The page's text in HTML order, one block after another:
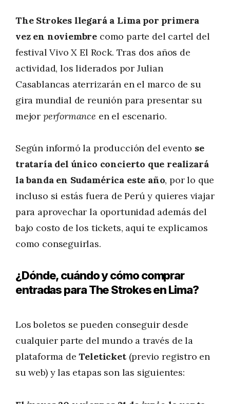
The Strokes llegará a Lima por primera
vez en noviembre como parte del cartel del
festival Vivo X El Rock. Tras dos años de
actividad, los liderados por Julian
Casablancas aterrizarán en el marco de su
gira mundial de reunión para presentar su
mejor performance en el escenario.
Según informó la producción del evento se
trataría del único concierto que realizará
la banda en Sudamérica este año, por lo que
incluso si estás fuera de Perú y quieres viajar
para aprovechar la oportunidad además del
bajo costo de los tickets, aquí te explicamos
como conseguirlas.
¿Dónde, cuándo y cómo comprar
entradas para The Strokes en Lima?
Los boletos se pueden conseguir desde
cualquier parte del mundo a través de la
plataforma deTeleticket(previo registro en
su web) y las etapas son las siguientes: